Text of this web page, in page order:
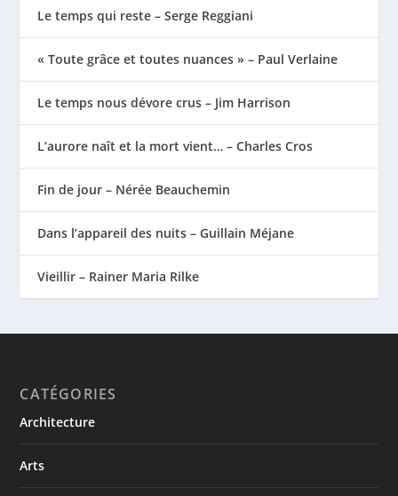
Le temps qui reste – Serge Reggiani
« Toute grâce et toutes nuances » – Paul Verlaine
Le temps nous dévore crus – Jim Harrison
L’aurore naît et la mort vient… – Charles Cros
Fin de jour – Nérée Beauchemin
Dans l’appareil des nuits – Guillain Méjane
Vieillir – Rainer Maria Rilke
CATÉGORIES
Architecture
Arts